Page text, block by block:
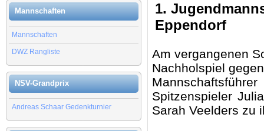
Mannschaften
Mannschaften
DWZ Rangliste
NSV-Grandprix
Andreas Schaar Gedenkturnier
1.
Eppendorf
Am vergangenen
Nachholspiel
Spitzenspieler
Sarah Veelders zu